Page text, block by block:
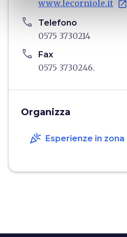
www.lecorniole.it open_in_new
phone Telefono
0575 3730214
phone Fax
0575 3730246.
Organizza
celebration Esperienze in zona